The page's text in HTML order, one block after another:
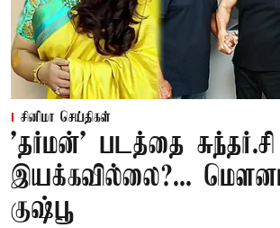
சினிமா செய்திகள்
'தர்மன்' படத்தை
இயக்கவில்லை?...
குஷ்பூ